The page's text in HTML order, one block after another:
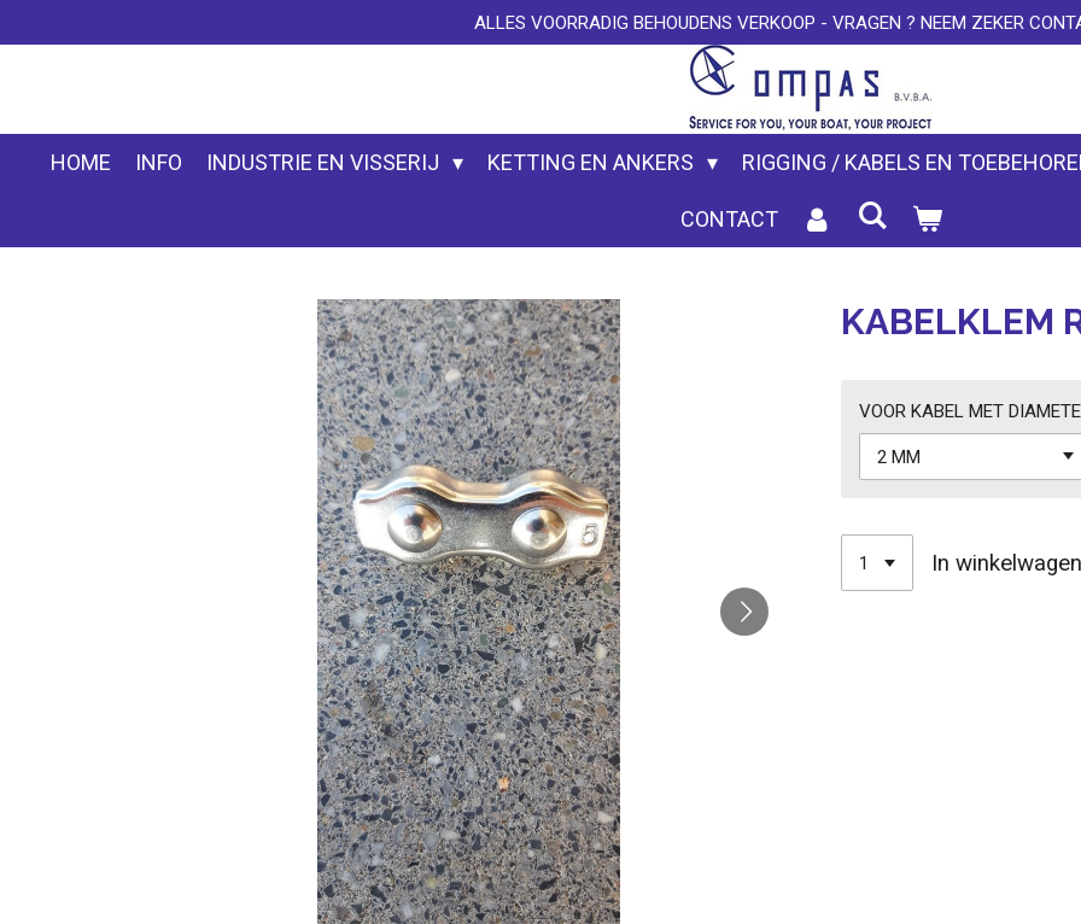
direct
hoofdinhoud
ALLES VOORRADIG BEHOUDENS VERKOOP - VRAGEN ? NEEM ZEKER
HOME INFO INDUSTRIE EN VISSERIJ KETTING EN ANKERS RIGGING / KABELS EN
CONTACT
KABELKLEM
VOOR KABEL MET
In